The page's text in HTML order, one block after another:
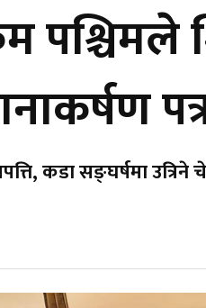
कडा सङ्घर्षमा उत्रिने